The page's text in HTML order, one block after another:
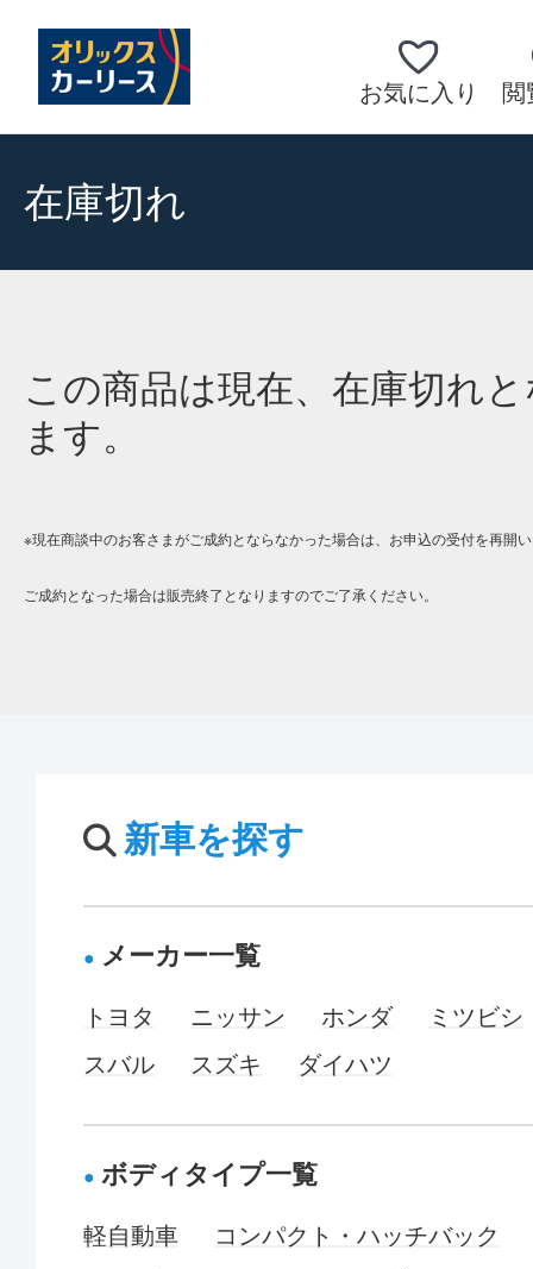
お気に入り 閲
在庫切れ
この商品は現在、在庫切れ
ます。
※現在商談中のお客さまがご成約とならなかった場合は、お申込の受付を再開
ご成約となった場合は販売終了となりますのでご了承ください。
新車を探す
メーカー一覧
トヨタ ニッサン ホンダ
ミツビシ
スバル
スズキ ダイハツ
ボディタイプ一覧
軽自動車
コンパクト・ハッチバック